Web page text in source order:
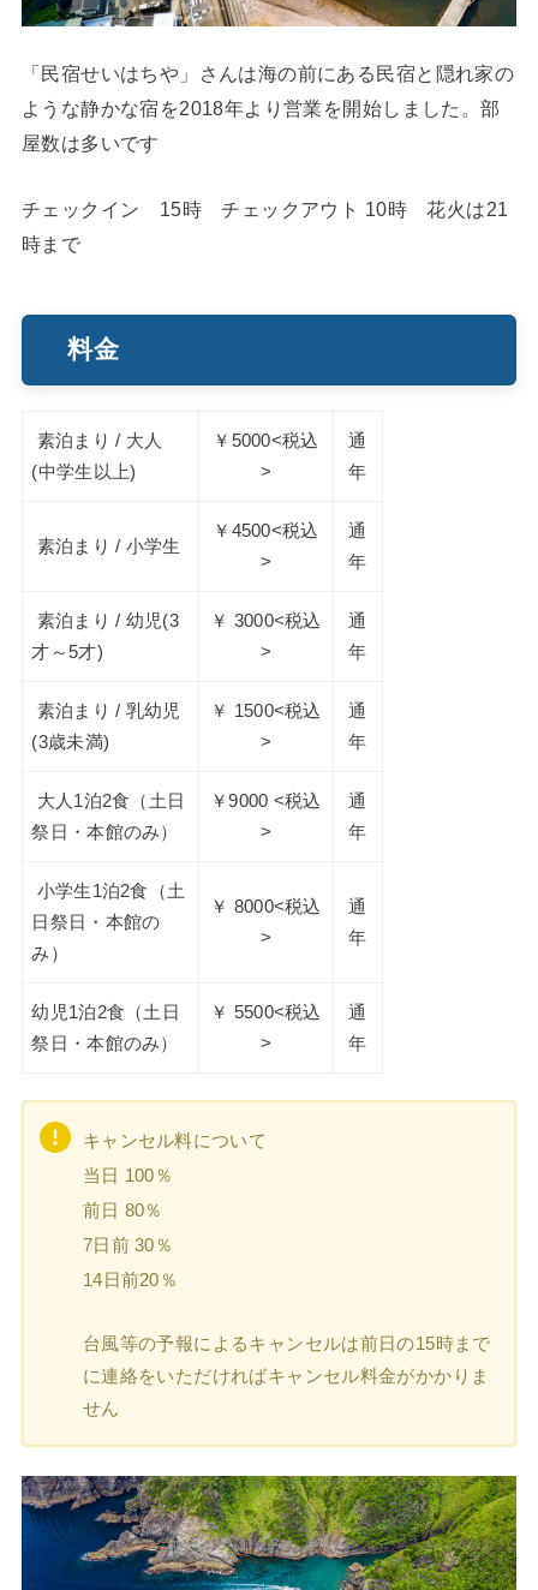
「民宿せいはちや」さんは海の前にある民宿と隠れ家の
ような静かな宿を2018年より営業を開始しました。部
屋数は多いです
チェックイン 15時 チェックアウト 10時 花火は21
時まで
料金
素泊まり / 大人
(中学生以上)
￥5000<税込
>
通
年
素泊まり / 小学生
￥4500<税込
>
通
年
素泊まり / 幼児(3
才～5才)
￥ 3000<税込
>
通
年
素泊まり / 乳幼児
(3歳未満)
￥ 1500<税込
>
通
年
大人1泊2食（土日
祭日・本館のみ）
￥9000 <税込
>
通
年
小学生1泊2食（土
日祭日・本館の
み）
￥ 8000<税込
>
通
年
幼児1泊2食（土日
祭日・本館のみ）
￥ 5500<税込
>
通
年
キャンセル料について
当日 100％
前日 80％
7日前 30％
14日前20％
台風等の予報によるキャンセルは前日の15時まで
に連絡をいただければキャンセル料金がかかりま
せん